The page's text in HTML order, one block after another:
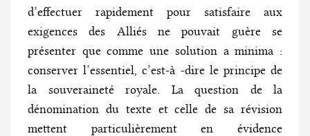
d’effectuer rapidement pour satisfaire aux
exigences des Alliés ne pouvait guère se
présenter que comme une solution a minima :
conserver l’essentiel, c’est-à -dire le principe de
la souveraineté royale. La question de la
dénomination du texte et celle de sa révision
mettent particulièrement en évidence